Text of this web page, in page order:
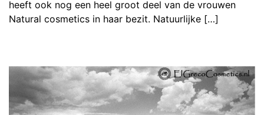
heeft ook nog een heel groot deel van de vrouwen
Natural cosmetics in haar bezit. Natuurlijke […]